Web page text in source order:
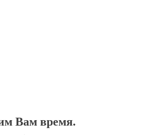
Вам время.